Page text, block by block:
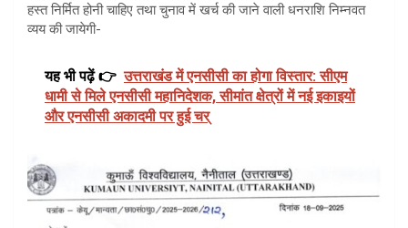
हस्त निर्मित होनी चाहिए तथा चुनाव में खर्च की जाने वाली धनराशि निम्नवत
व्यय की जायेगी-
यह भी पढ़ें 👉 उत्तराखंड में एनसीसी का होगा विस्तार: सीएम
धामी से मिले एनसीसी महानिदेशक, सीमांत क्षेत्रों में नई इकाइयों
और एनसीसी अकादमी पर हुई चर्